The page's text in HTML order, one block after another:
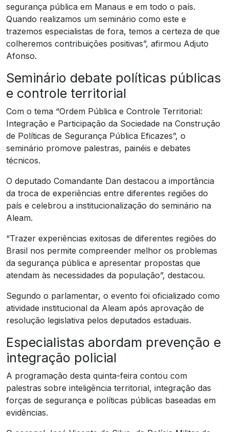
segurança pública em Manaus e em todo o país.
Quando realizamos um seminário como este e
trazemos especialistas de fora, temos a certeza de que
colheremos contribuições positivas”, afirmou Adjuto
Afonso.
Seminário debate políticas públicas
e controle territorial
Com o tema “Ordem Pública e Controle Territorial:
Integração e Participação da Sociedade na Construção
de Políticas de Segurança Pública Eficazes”, o
seminário promove palestras, painéis e debates
técnicos.
O deputado Comandante Dan destacou a importância
da troca de experiências entre diferentes regiões do
país e celebrou a institucionalização do seminário na
Aleam.
“Trazer experiências exitosas de diferentes regiões do
Brasil nos permite compreender melhor os problemas
da segurança pública e apresentar propostas que
atendam às necessidades da população”, destacou.
Segundo o parlamentar, o evento foi oficializado como
atividade institucional da Aleam após aprovação de
resolução legislativa pelos deputados estaduais.
Especialistas abordam prevenção e
integração policial
A programação desta quinta-feira contou com
palestras sobre inteligência territorial, integração das
forças de segurança e políticas públicas baseadas em
evidências.